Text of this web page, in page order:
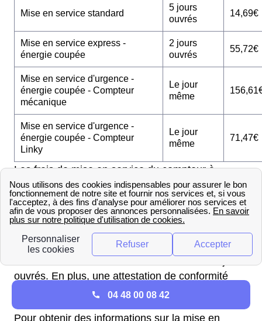
Mise en service standard
5 jours
ouvrés
14,69€
Mise en service express -
énergie coupée
2 jours
ouvrés
55,72€
Mise en service d'urgence -
énergie coupée - Compteur
mécanique
Le jour
même
Mise en service d'urgence -
énergie coupée - Compteur
Linky
Le jour
même
71,47€
Les frais de mise en service du compteur à
Ruffiac dans la région Aquitaine (47700) sont à la
charge du locataire et non du propriétaire.
Les habitants de Ruffiac qui emménagent dans
une maison neuve dans la région Aquitaine, il faut
effectuer la première mise en service, le prix est
ouvrés. En plus, une attestation de conformité
CONSUEL vous sera demandée.
Pour obtenir des informations sur la mise en
04 48 00 08 42